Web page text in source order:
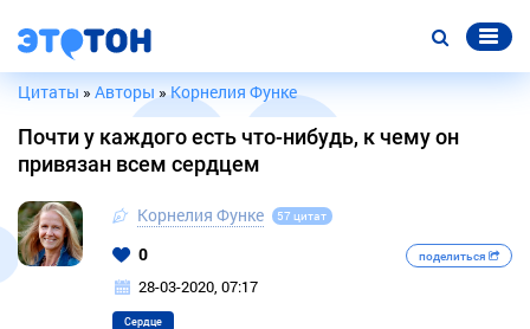
Цитаты » Авторы »Корнелия Функе
Почти у каждого есть что-нибудь, к чему он
привязан всем сердцем
Корнелия Функе 57 цитат
0 поделиться
28-03-2020, 07:17
Сердце